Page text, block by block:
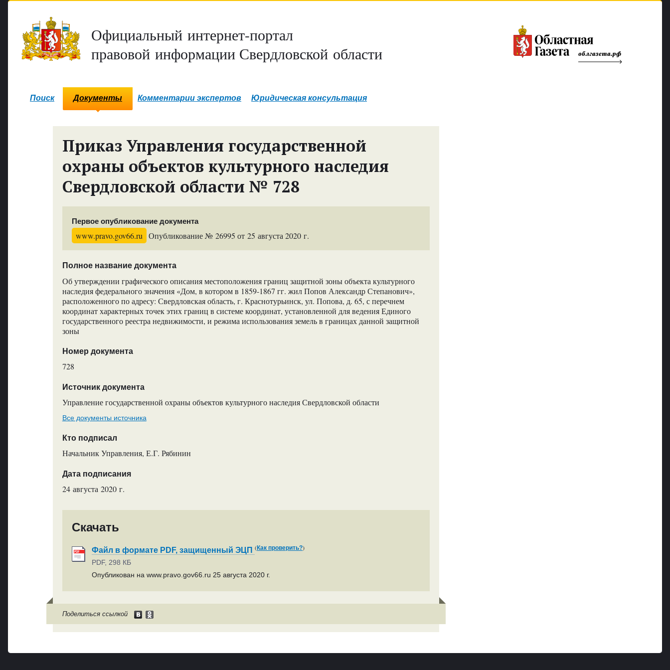
Официальный интернет-портал
правовой информации Свердловской области
Поиск Документы Комментарии экспертов Юридическая консультация
Приказ Управления государственной
охраны объектов культурного наследия
Свердловской области № 728
Первое опубликование документа
www.pravo.gov66.ru Опубликование № 26995 от 25 августа 2020 г.
Полное название документа
Об утверждении графического описания местоположения границ защитной зоны объекта культурного
наследия федерального значения «Дом, в котором в 1859-1867 гг. жил Попов Александр Степанович»,
расположенного по адресу: Свердловская область, г. Краснотурьинск, ул. Попова, д. 65, с перечнем
координат характерных точек этих границ в системе координат, установленной для ведения Единого
государственного реестра недвижимости, и режима использования земель в границах данной защитной
зоны
Номер документа
728
Источник документа
Управление государственной охраны объектов культурного наследия Свердловской области
Все документы источника
Кто подписал
Начальник Управления, Е.Г. Рябинин
Дата подписания
24 августа 2020 г.
Скачать
Файл в формате PDF, защищенный ЭЦП (Как проверить?)
PDF, 298 КБ
Опубликован на www.pravo.gov66.ru 25 августа 2020 г.
Поделиться ссылкой